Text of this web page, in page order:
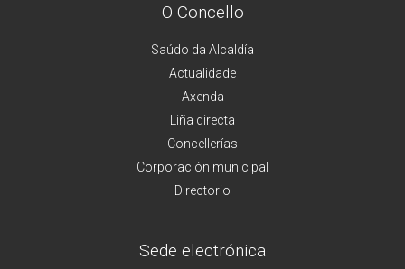
O Concello
Saúdo da Alcaldía
Actualidade
Axenda
Liña directa
Concellerías
Corporación municipal
Directorio
Sede electrónica